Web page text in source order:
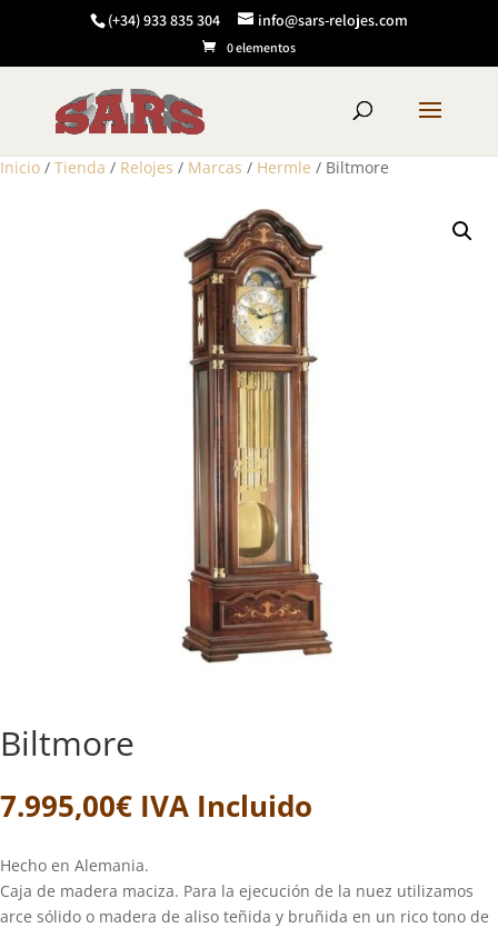
(+34) 933 835 304 info@sars-relojes.com
0 elementos
Inicio / Tienda / Relojes / Marcas / Hermle / Biltmore
Biltmore
7.995,00€ IVA Incluido
Hecho en Alemania.
Caja de madera maciza. Para la ejecución de la nuez utilizamos
arce sólido o madera de aliso teñida y bruñida en un rico tono de